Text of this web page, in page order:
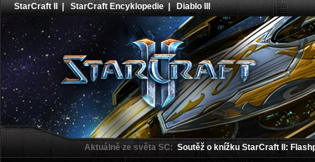
StarCraft II |StarCraft Encyklopedie|Diablo III
Aktuálně ze světa SC: Soutěž o knížku StarCraft II: